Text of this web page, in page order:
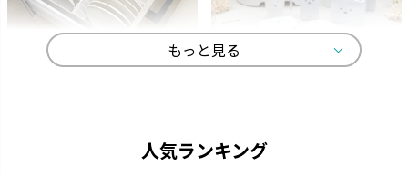
もっと見る
人気ランキング